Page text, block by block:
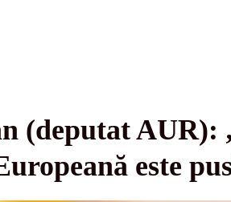
(deputat AUR):
este